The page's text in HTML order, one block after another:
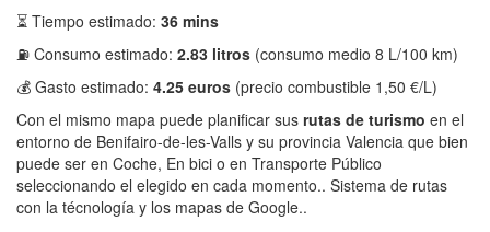
⏳ Tiempo estimado: 36 mins
⛽ Consumo estimado: 2.83 litros (consumo medio 8 L/100 km)
💰 Gasto estimado: 4.25 euros (precio combustible 1,50 €/L)
Con el mismo mapa puede planificar sus rutas de turismo en el
entorno de Benifairo-de-les-Valls y su provincia Valencia que bien
puede ser en Coche, En bici o en Transporte Público
seleccionando el elegido en cada momento.. Sistema de rutas
con la técnología y los mapas de Google..